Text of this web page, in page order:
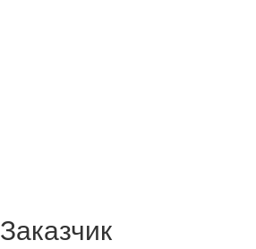
Заказчик